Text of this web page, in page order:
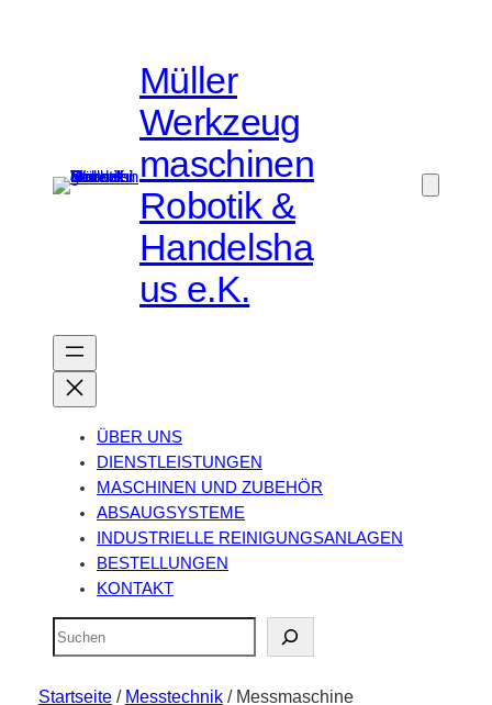
Müller
Werkzeug
maschinen
Robotik &
Handelsha
us e.K.
ÜBER UNS
DIENSTLEISTUNGEN
MASCHINEN UND ZUBEHÖR
ABSAUGSYSTEME
INDUSTRIELLE REINIGUNGSANLAGEN
BESTELLUNGEN
KONTAKT
Suchen
Startseite/ Messtechnik/ Messmaschine